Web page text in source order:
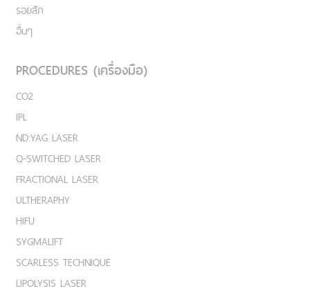
รอยสัก
อื่นๆ
PROCEDURES (เครื่องมือ)
CO2
IPL
ND:YAG LASER
Q-SWITCHED LASER
FRACTIONAL LASER
ULTHERAPHY
HIFU
SYGMALIFT
SCARLESS TECHNIQUE
LIPOLYSIS LASER